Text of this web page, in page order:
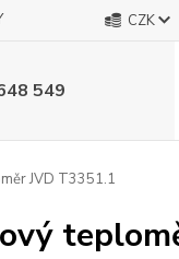
CZK
549
JVD T3351.1